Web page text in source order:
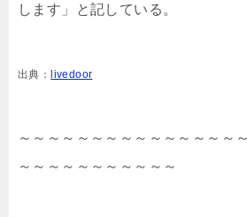
します」と記している。
出典：livedoor
～～～～～～～～～～～～～～～
～～～～～～～～～～～